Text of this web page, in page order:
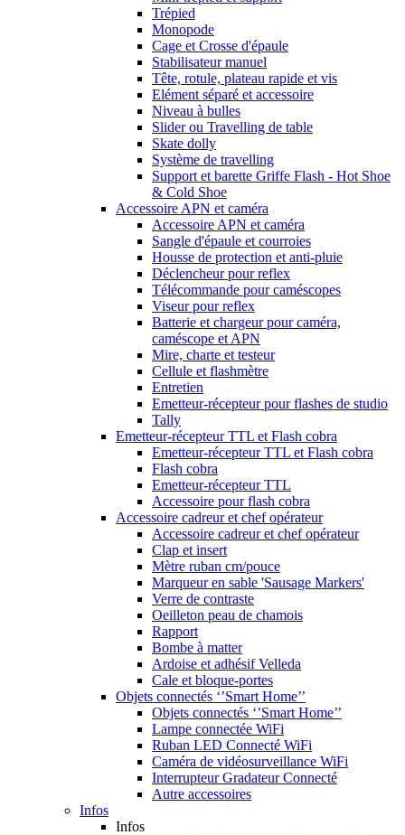
Trépied
Monopode
Cage et Crosse d'épaule
Stabilisateur manuel
Tête, rotule, plateau rapide et vis
Elément séparé et accessoire
Niveau à bulles
Slider ou Travelling de table
Skate dolly
Système de travelling
Support et barette Griffe Flash - Hot Shoe
& Cold Shoe
Accessoire APN et caméra
Accessoire APN et caméra
Sangle d'épaule et courroies
Housse de protection et anti-pluie
Déclencheur pour reflex
Télécommande pour caméscopes
Viseur pour reflex
Batterie et chargeur pour caméra,
caméscope et APN
Mire, charte et testeur
Cellule et flashmètre
Entretien
Emetteur-récepteur pour flashes de studio
Tally
Emetteur-récepteur TTL et Flash cobra
Emetteur-récepteur TTL et Flash cobra
Flash cobra
Emetteur-récepteur TTL
Accessoire pour flash cobra
Accessoire cadreur et chef opérateur
Accessoire cadreur et chef opérateur
Clap et insert
Mètre ruban cm/pouce
Marqueur en sable 'Sausage Markers'
Verre de contraste
Oeilleton peau de chamois
Rapport
Bombe à matter
Ardoise et adhésif Velleda
Cale et bloque-portes
Objets connectés ‘’Smart Home’’
Objets connectés ‘’Smart Home’’
Lampe connectée WiFi
Ruban LED Connecté WiFi
Caméra de vidéosurveillance WiFi
Interrupteur Gradateur Connecté
Autre accessoires
Infos
Infos